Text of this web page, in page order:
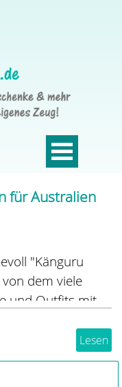
für Australien
"Känguru
dem viele
und Outfits mit
es im
Caps und
bedrucken
Lesen